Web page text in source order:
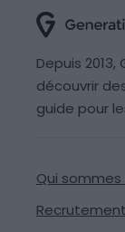
Depuis
découvrir
guide pour
Qui sommes
Recrutement